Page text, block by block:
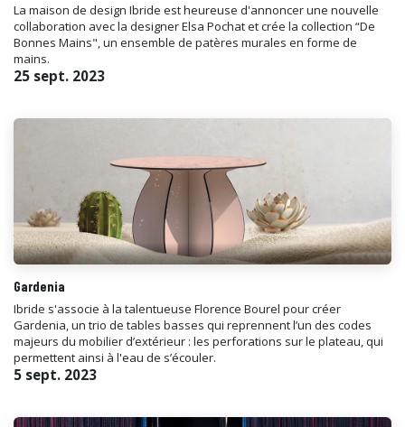
La maison de design Ibride est heureuse d'annoncer une nouvelle
collaboration avec la designer Elsa Pochat et crée la collection “De
Bonnes Mains", un ensemble de patères murales en forme de
mains.
25 sept. 2023
Gardenia
Ibride s'associe à la talentueuse Florence Bourel pour créer
Gardenia, un trio de tables basses qui reprennent l’un des codes
majeurs du mobilier d’extérieur : les perforations sur le plateau, qui
permettent ainsi à l'eau de s’écouler.
5 sept. 2023